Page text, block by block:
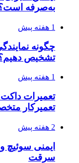
به‌صرفه
1 هفته پیش
چگونه
تشخیص
1 هفته پیش
تعمیرات
تعمیرکار
2 هفته پیش
ایمنی سوئیچ
سرقت